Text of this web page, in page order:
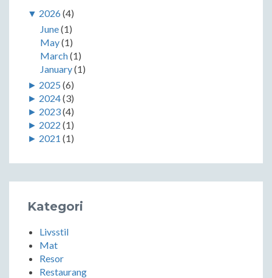
▼ 2026(4)
June(1)
May(1)
March(1)
January(1)
► 2025 (6)
► 2024(3)
► 2023(4)
► 2022 (1)
► 2021 (1)
Kategori
Livsstil
Mat
Resor
Restaurang